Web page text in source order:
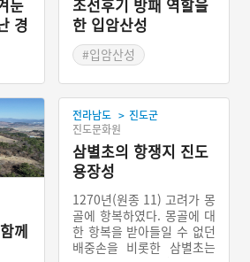
눈
경
조선후기 방패 역할을
한 입암산성
#입암산성
께
전라남도 > 진도군
진도문화원
삼별초의 항쟁지 진도
용장성
1270년(원종 11) 고려가 몽
골에 항복하였다. 몽골에 대
한 항복을 받아들일 수 없던
배중손을 비롯한 삼별초는